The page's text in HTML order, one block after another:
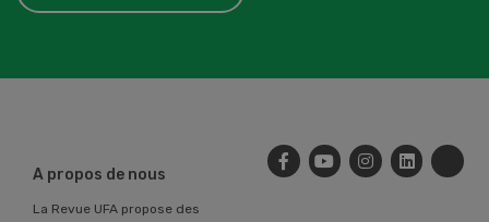
A propos de nous
La Revue UFA propose des